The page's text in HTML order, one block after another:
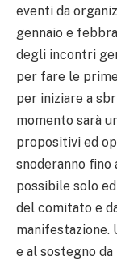
eventi da
gennaio e
degli incontri
per fare le
per iniziare a
momento sarà
propositivi ed
snoderanno fino
possibile solo
del comitato e
manifestazione.
e al sostegno